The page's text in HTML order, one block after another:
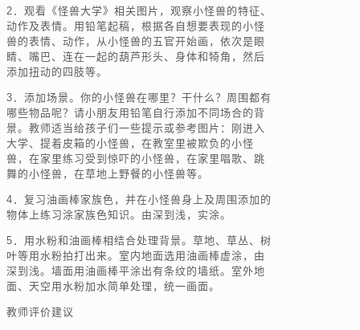
2．观看《怪兽大学》相关图片，观察小怪兽的特征、
动作及表情。用铅笔起稿，根据各自想要表现的小怪
兽的表情、动作，从小怪兽的五官开始画，依次是眼
睛、嘴巴、连在一起的葫芦形头、身体和犄角，然后
添加扭动的四肢等。
3．添加场景。你的小怪兽在哪里？干什么？周围都有
哪些物品呢？请小朋友用铅笔自行添加不同场合的背
景。教师适当给孩子们一些提示或参考图片：刚进入
大学、提着皮箱的小怪兽，在教室里被欺负的小怪
兽，在家里练习受到惊吓的小怪兽，在家里唱歌、跳
舞的小怪兽，在草地上野餐的小怪兽等。
4．复习油画棒家族色，并在小怪兽身上及周围添加的
物体上练习涂家族色知识。由深到浅，实涂。
5．用水粉和油画棒相结合处理背景。草地、草丛、树
叶等用水粉拍打出来。室内地面选用油画棒虚涂，由
深到浅。墙面用油画棒平涂出有条纹的墙纸。室外地
面、天空用水粉加水简单处理，统一画面。
教师评价建议